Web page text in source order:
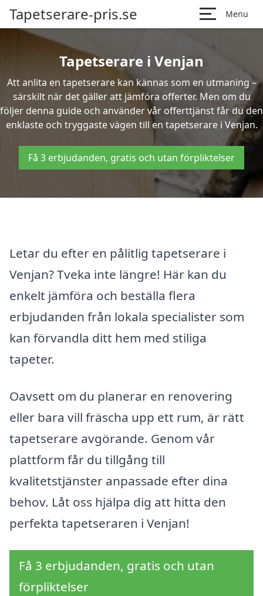
Tapetserare-pris.se Menu
Tapetserare i Venjan
Att anlita en tapetserare kan kännas som en utmaning –
särskilt när det gäller att jämföra offerter. Men om du
följer denna guide och använder vår offerttjänst får du den
enklaste och tryggaste vägen till en tapetserare i Venjan.
Få 3 erbjudanden, gratis och utan förpliktelser
Letar du efter en pålitlig tapetserare i
Venjan? Tveka inte längre! Här kan du
enkelt jämföra och beställa flera
erbjudanden från lokala specialister som
kan förvandla ditt hem med stiliga
tapeter.
Oavsett om du planerar en renovering
eller bara vill fräscha upp ett rum, är rätt
tapetserare avgörande. Genom vår
plattform får du tillgång till
kvalitetstjänster anpassade efter dina
behov. Låt oss hjälpa dig att hitta den
perfekta tapetseraren i Venjan!
Få 3 erbjudanden, gratis och utan
förpliktelser